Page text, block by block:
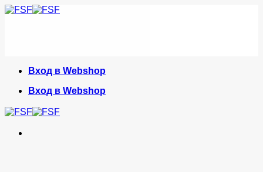
Skip
Вход в Webshop
Вход в Webshop